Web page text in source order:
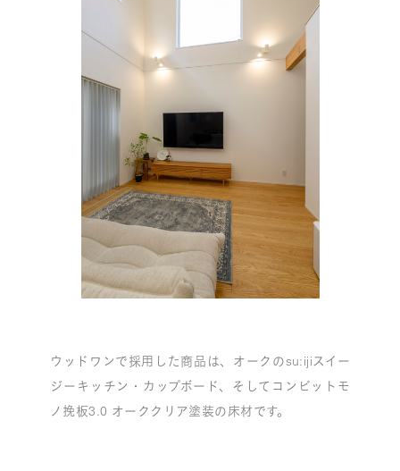
ウッドワンで採用した商品は、オークのsu:ijiスイー
ジーキッチン・カップボード、そしてコンビットモ
ノ挽板3.0 オーククリア塗装の床材です。